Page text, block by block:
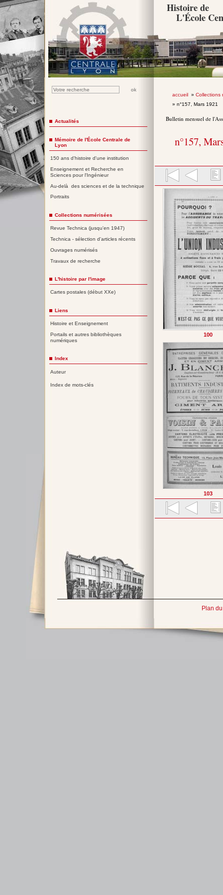
Histoire de
L'École
accueil» Collections
» n°157, Mars 1921
Bulletin mensuel de
n°157,
100
103
Actualités
Mémoire de l'École Centrale de
Lyon
150 ans d'histoire d'une institution
Enseignement et Recherche en
Sciences pour l'Ingénieur
Au-delà des sciences et de la technique
Portraits
Collections numérisées
Revue Technica (jusqu'en 1947)
Technica - sélection d'articles récents
Ouvrages numérisés
Travaux de recherche
L'histoire par l'image
Cartes postales (début XXe)
Liens
Histoire et Enseignement
Portails et autres bibliothèques
numériques
Index
Auteur
Index de mots-clés
Plan